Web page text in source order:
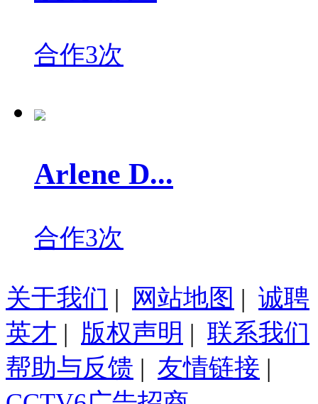
合作3次
Arlene D...
合作3次
关于我们 | 网站地图 | 诚聘
英才 | 版权声明 | 联系我们
帮助与反馈 | 友情链接 |